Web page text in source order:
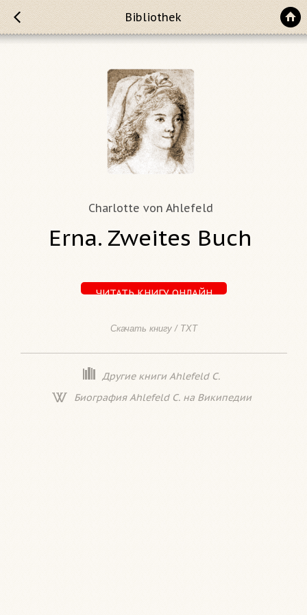
Bibliothek
Charlotte von Ahlefeld
Erna. Zweites Buch
ЧИТАТЬ КНИГУ ОНЛАЙН
Скачать книгу / TXT
Другие книги Ahlefeld C.
Биография Ahlefeld C. на Википедии